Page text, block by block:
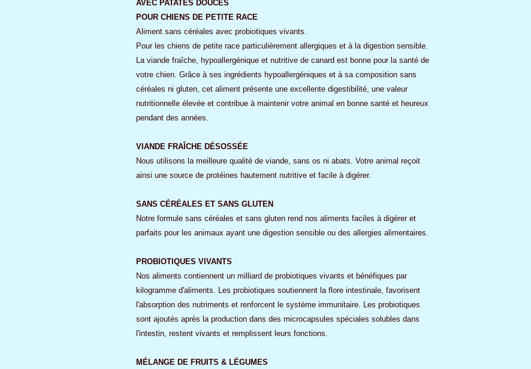
AVEC PATATES DOUCES
POUR CHIENS DE PETITE RACE
Aliment sans céréales avec probiotiques vivants.
Pour les chiens de petite race particulièrement allergiques et à la digestion sensible.
La viande fraîche, hypoallergénique et nutritive de canard est bonne pour la santé de
votre chien. Grâce à ses ingrédients hypoallergéniques et à sa composition sans
céréales ni gluten, cet aliment présente une excellente digestibilité, une valeur
nutritionnelle élevée et contribue à maintenir votre animal en bonne santé et heureux
pendant des années.
VIANDE FRAÎCHE DÉSOSSÉE
Nous utilisons la meilleure qualité de viande, sans os ni abats. Votre animal reçoit
ainsi une source de protéines hautement nutritive et facile à digérer.
SANS CÉRÉALES ET SANS GLUTEN
Notre formule sans céréales et sans gluten rend nos aliments faciles à digérer et
parfaits pour les animaux ayant une digestion sensible ou des allergies alimentaires.
PROBIOTIQUES VIVANTS
Nos aliments contiennent un milliard de probiotiques vivants et bénéfiques par
kilogramme d'aliments. Les probiotiques soutiennent la flore intestinale, favorisent
l'absorption des nutriments et renforcent le système immunitaire. Les probiotiques
sont ajoutés après la production dans des microcapsules spéciales solubles dans
l'intestin, restent vivants et remplissent leurs fonctions.
MÉLANGE DE FRUITS & LÉGUMES